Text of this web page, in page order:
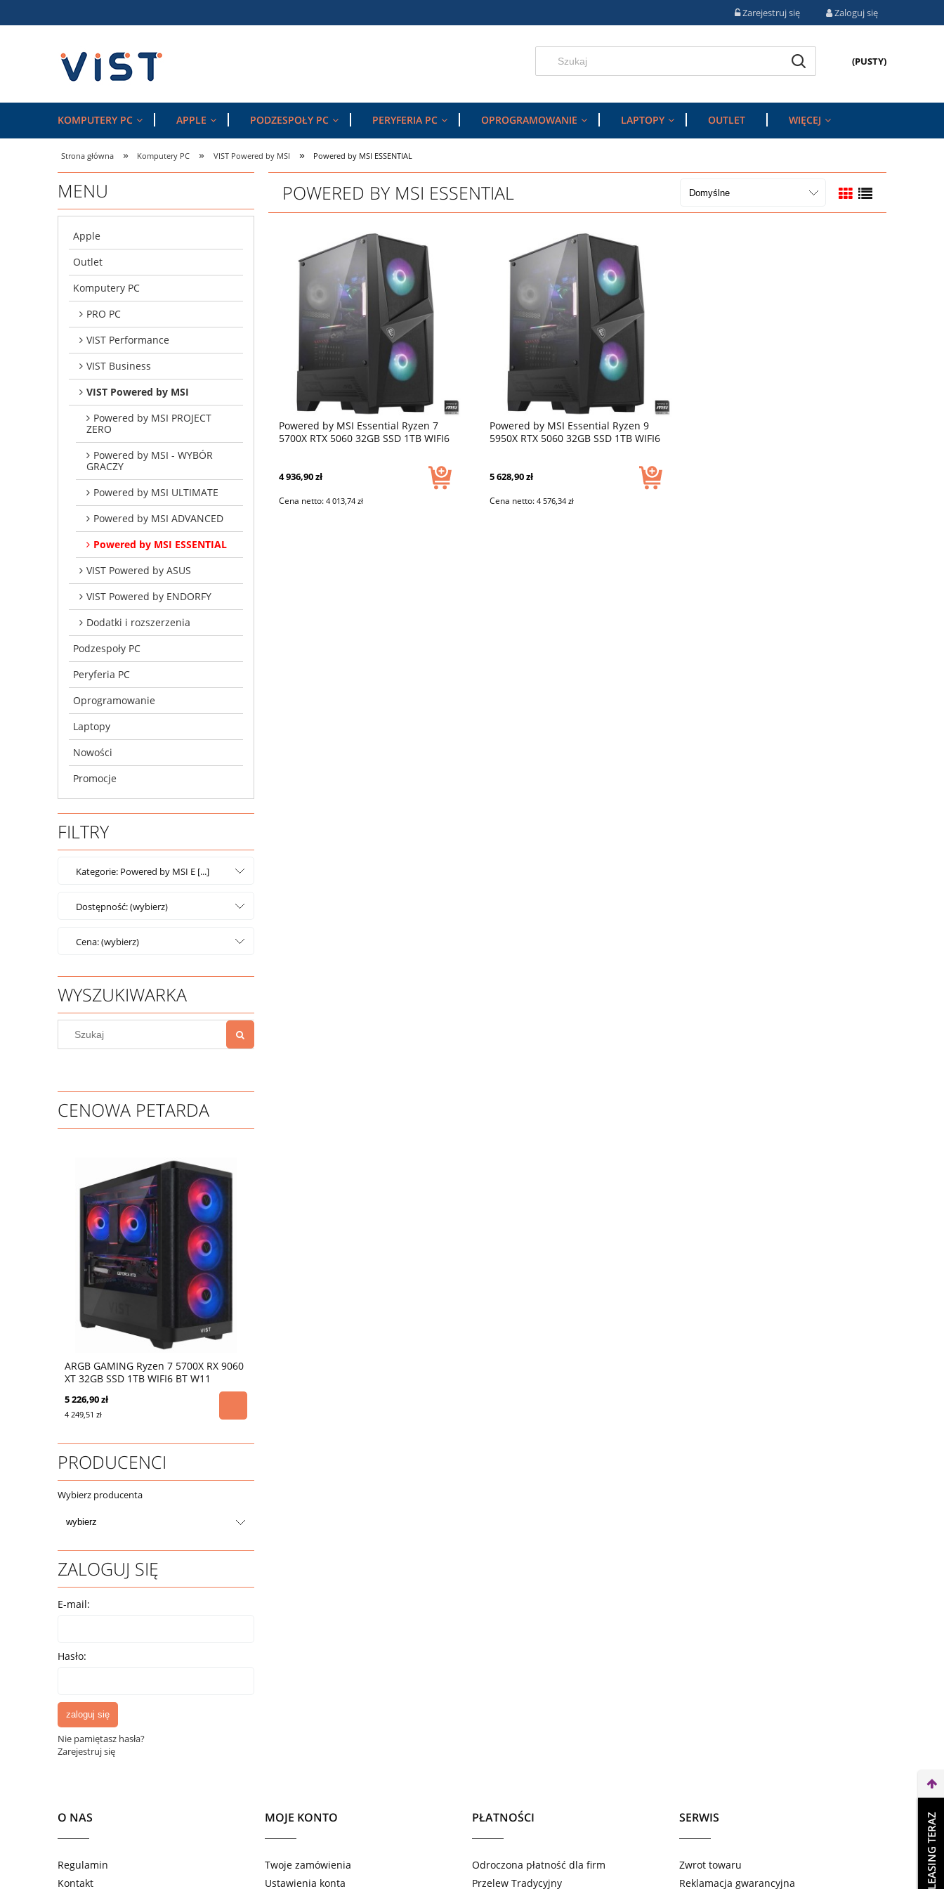
Zarejestruj się Zaloguj się
(PUSTY)
KOMPUTERY PC APPLE PODZESPOŁY PC PERYFERIA PC OPROGRAMOWANIE LAPTOPY OUTLET WIĘCEJ
Strona główna » Komputery PC » VIST Powered by MSI » Powered by MSI ESSENTIAL
MENU
Apple
Outlet
Komputery PC
PRO PC
VIST Performance
VIST Business
VIST Powered by MSI
Powered by MSI PROJECT
ZERO
Powered by MSI - WYBÓR
GRACZY
Powered by MSI ULTIMATE
Powered by MSI ADVANCED
Powered by MSI ESSENTIAL
VIST Powered by ASUS
VIST Powered by ENDORFY
Dodatki i rozszerzenia
Podzespoły PC
Peryferia PC
Oprogramowanie
Laptopy
Nowości
Promocje
FILTRY
Kategorie: Powered by MSI E [...]
Dostępność: (wybierz)
Cena: (wybierz)
WYSZUKIWARKA
CENOWA PETARDA
ARGB GAMING Ryzen 7 5700X RX 9060
XT 32GB SSD 1TB WIFI6 BT W11
5 226,90 zł
4 249,51 zł
PRODUCENCI
Wybierz producenta
ZALOGUJ SIĘ
E-mail:
Hasło:
zaloguj się
Nie pamiętasz hasła?
Zarejestruj się
POWERED BY MSI ESSENTIAL
Powered by MSI Essential Ryzen 7
5700X RTX 5060 32GB SSD 1TB WIFI6
4 936,90 zł
Cena netto: 4 013,74 zł
Powered by MSI Essential Ryzen 9
5950X RTX 5060 32GB SSD 1TB WIFI6
5 628,90 zł
Cena netto: 4 576,34 zł
O NAS
Regulamin
Kontakt
MOJE KONTO
Twoje zamówienia
Ustawienia konta
PŁATNOŚCI
Odroczona płatność dla firm
Przelew Tradycyjny
SERWIS
Zwrot towaru
Reklamacja gwarancyjna
WEŹ LEASING TERAZ